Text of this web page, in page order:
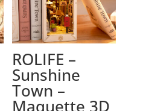
ROLIFE –
Sunshine
Town –
Maquette 3D